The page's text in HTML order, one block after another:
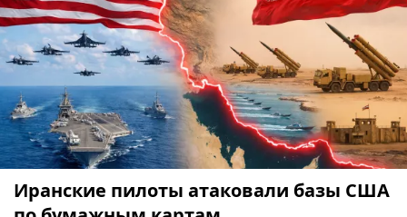
Иранские пилоты атаковали базы США